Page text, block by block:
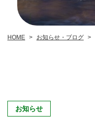
HOME > お知らせ・ブログ >
お知らせ